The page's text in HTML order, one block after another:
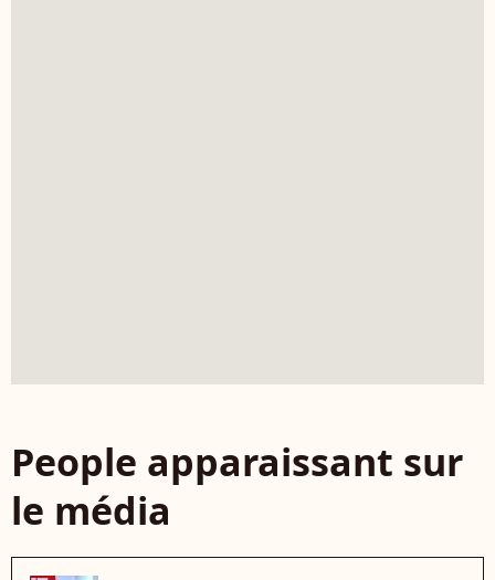
People apparaissant sur
le média